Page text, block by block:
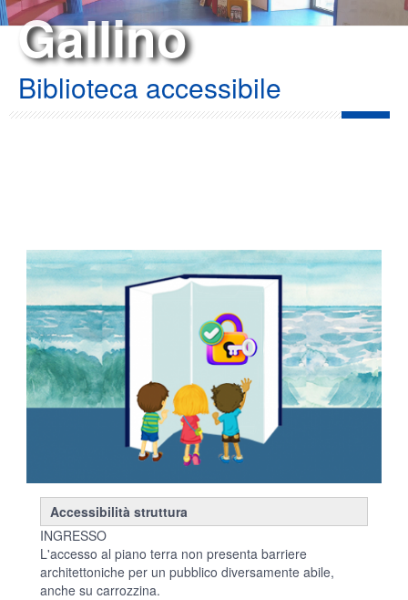
Gallino
Biblioteca accessibile
Accessibilità struttura
INGRESSO
L'accesso al piano terra non presenta barriere
architettoniche per un pubblico diversamente abile,
anche su carrozzina.